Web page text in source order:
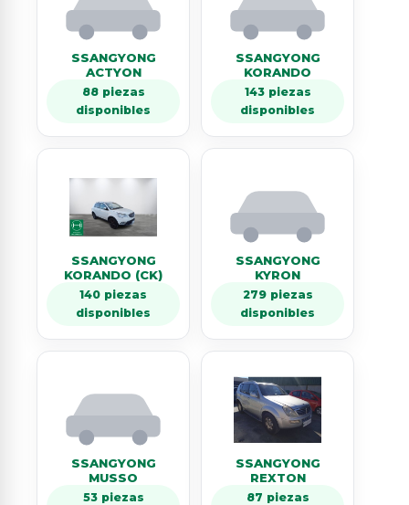
SSANGYONG
ACTYON
88 piezas
disponibles
SSANGYONG
KORANDO
143 piezas
disponibles
SSANGYONG
KORANDO (CK)
140 piezas
disponibles
SSANGYONG
KYRON
279 piezas
disponibles
SSANGYONG
MUSSO
53 piezas
SSANGYONG
REXTON
87 piezas